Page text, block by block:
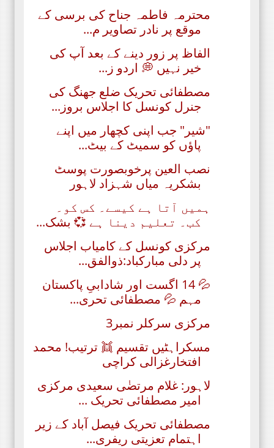
محترمہ فاطمہ جناح کی برسی کے
موقع پر نادر تصاویر م...
الفاظ پر زور دینے کے بعد آپ کی
خیر نہیں 💭 اردو ز...
مصطفائی تحریک ضلع جھنگ کی
جنرل کونسل کا اجلاس بروز...
"شیر" جب اپنی کچھار میں اپنے
پاؤں کو سمیٹ کے بیٹ...
نصب العین پرخوبصورت پوسٹ
بشکریہ میاں شہزاد لاہور
ہمیں آتا ہے کیسے۔ کس کو۔
کب۔ تعلیم دینا ہے 💞 بشک...
مرکزی کونسل کے کامیاب اجلاس
پر دلی مبارکباد:ذوالفق...
💦 14 اگست اور شادابیِ پاکستان
مہم 💦 مصطفائی تحری...
مرکزی سرکلر نمبر3
مسکراہٹیں تقسیم 👯 ترتیب! محمد
افتخارغزالی کراچی
لاہور: غلام مرتضٰی سعیدی مرکزی
امیر مصطفائی تحریک ...
مصطفائی تحریک فیصل آباد کے زیر
اہتمام تعزیتی ریفری...